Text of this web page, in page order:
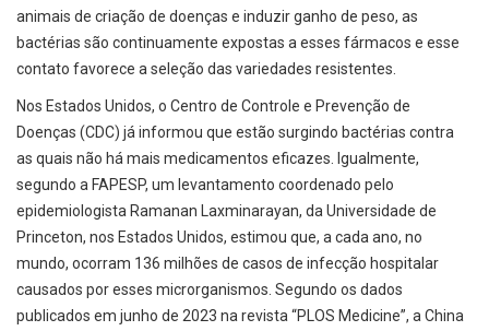
animais de criação de doenças e induzir ganho de peso, as
bactérias são continuamente expostas a esses fármacos e esse
contato favorece a seleção das variedades resistentes.
Nos Estados Unidos, o Centro de Controle e Prevenção de
Doenças (CDC) já informou que estão surgindo bactérias contra
as quais não há mais medicamentos eficazes. Igualmente,
segundo a FAPESP, um levantamento coordenado pelo
epidemiologista Ramanan Laxminarayan, da Universidade de
Princeton, nos Estados Unidos, estimou que, a cada ano, no
mundo, ocorram 136 milhões de casos de infecção hospitalar
causados por esses microrganismos. Segundo os dados
publicados em junho de 2023 na revista “PLOS Medicine”, a China